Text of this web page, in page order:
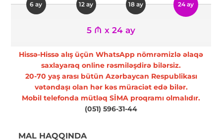
6 ay 12 ay 18 ay 24 ay
5 ₼ x 24 ay
Hissə-Hissə alış üçün WhatsApp nömrəmizlə əlaqə
saxlayaraq online rəsmiləşdirə bilərsiz.
20-70 yaş arası bütün Azərbaycan Respublikası
vətəndaşı olan hər kəs müraciət edə bilər.
Mobil telefonda mütləq SİMA proqramı olmalıdır.
(051) 596-31-44
MAL HAQQINDA